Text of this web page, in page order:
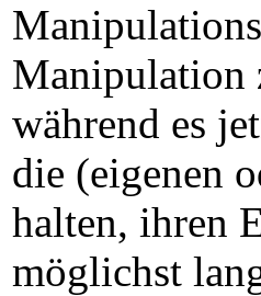
Manipulation
während es
die (eigenen
halten, ihren
möglichst